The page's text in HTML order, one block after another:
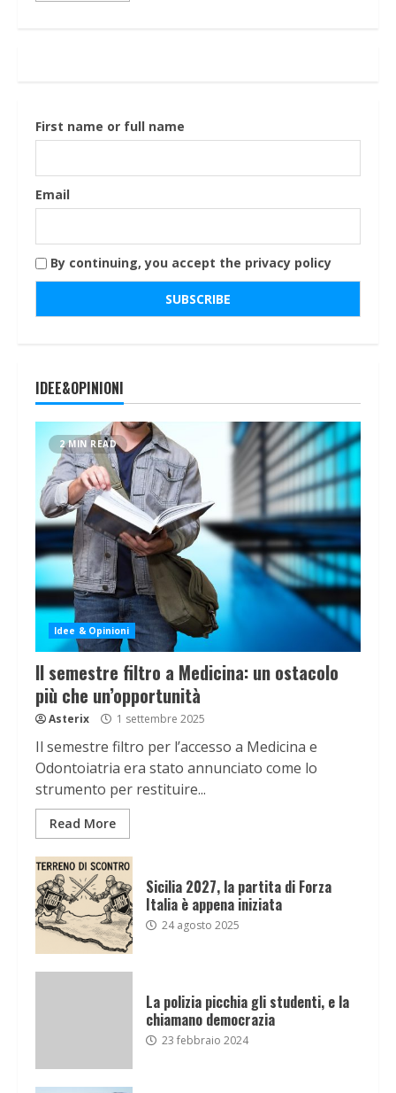
First name or full name
Email
By continuing, you accept the privacy policy
IDEE&OPINIONI
2 MIN READ
Idee & Opinioni
Il semestre filtro a Medicina: un ostacolo
più che un’opportunità
Asterix 1 settembre 2025
Il semestre filtro per l’accesso a Medicina e
Odontoiatria era stato annunciato come lo
strumento per restituire...
Read More
Sicilia 2027, la partita di Forza
Italia è appena iniziata
24 agosto 2025
La polizia picchia gli studenti, e la
chiamano democrazia
23 febbraio 2024